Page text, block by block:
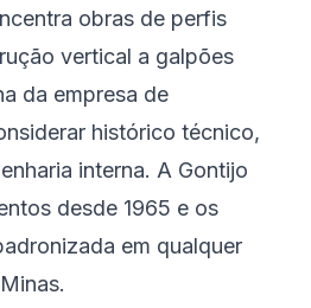
obras de perfis
vertical a galpões
da empresa de
histórico técnico,
interna. A Gontijo
desde 1965 e os
em qualquer